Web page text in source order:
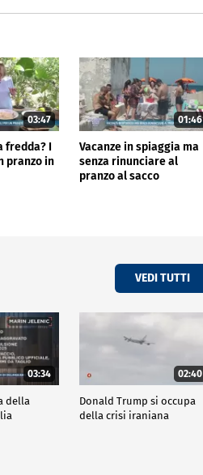
03:47
fredda? I
pranzo in
01:46
Vacanze in spiaggia ma
senza rinunciare al
pranzo al sacco
VEDI TUTTI
03:34
della
02:40
Donald Trump si occupa
della crisi iraniana